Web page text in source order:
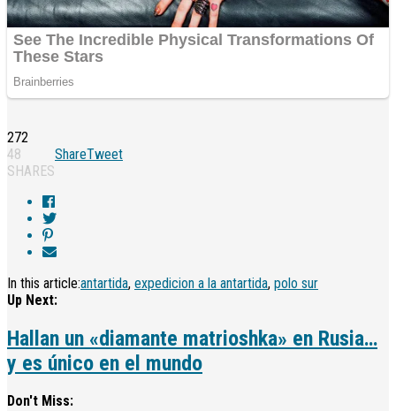
272
48
SHARES
ShareTweet
In this article:antartida, expedicion a la antartida, polo sur
Up Next:
Hallan un «diamante matrioshka» en Rusia…
y es único en el mundo
Don't Miss: